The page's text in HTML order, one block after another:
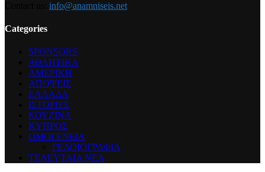
info@anamniseis.net
Categories
SPONSORS
ΑΘΛΗΤΙΚΑ
ΑΜΕΡΙΚΗ
ΑΠΟΨΕΙΣ
ΕΛΛΑΔΑ
ΙΣΤΟΡΙΕΣ
ΚΟΥΖΙΝΑ
ΚΥΠΡΟΣ
ΟΜΟΓΕΝΕΙΑ
ΓΕΛΟΙΟΓΡΑΦΙΑ
ΤΕΛΕΥΤΑΙΑ ΝΕΑ